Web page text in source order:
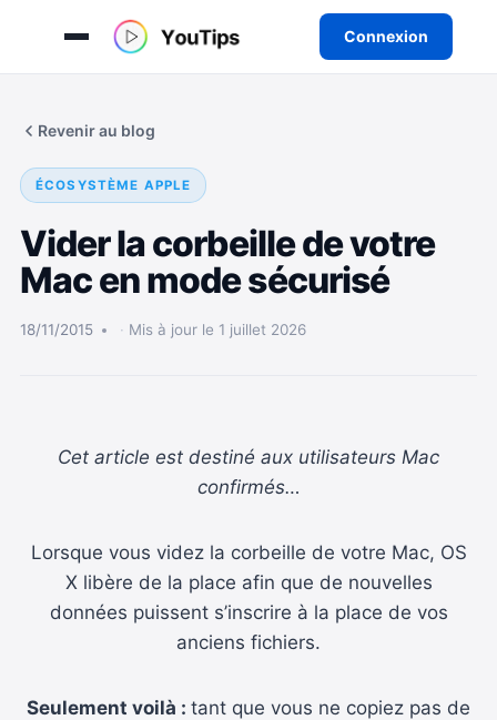
Connexion
Revenir au blog
ÉCOSYSTÈME APPLE
Vider la corbeille de votre
Mac en mode sécurisé
18/11/2015 Mis à jour le 1 juillet 2026
Cet article est destiné aux utilisateurs Mac
confirmés…
Lorsque vous videz la corbeille de votre Mac, OS
X libère de la place afin que de nouvelles
données puissent s’inscrire à la place de vos
anciens fichiers.
Seulement voilà : tant que vous ne copiez pas de